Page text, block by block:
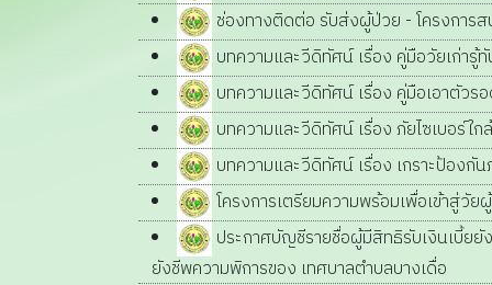
ช่องทางติดต่อ รับส่งผู้ป่วย - โครงการ
บทความและวีดิทัศน์ เรื่อง คู่มือวัยเก่ารู้
บทความและวีดิทัศน์ เรื่อง คู่มือเอาตัวร
บทความและวีดิทัศน์ เรื่อง ภัยไซเบอร์ใ
บทความและวีดิทัศน์ เรื่อง เกราะป้องกัน
โครงการเตรียมความพร้อมเพื่อเข้าสู่
ประกาศบัญชีรายชื่อผู้มีสิทธิรับเงินเบี้ย
ยังชีพความพิการของ เทศบาลตำบลบางเดื่อ